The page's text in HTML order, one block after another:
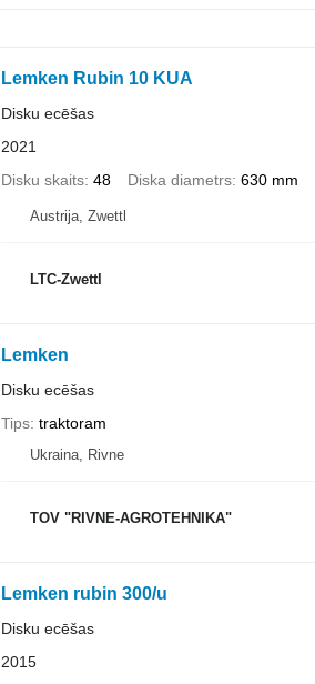
Lemken Rubin 10 KUA
Disku ecēšas
2021
Disku skaits 48 Diska diametrs 630 mm
Austrija, Zwettl
LTC-Zwettl
Lemken
Disku ecēšas
Tips traktoram
Ukraina, Rivne
TOV "RIVNE-AGROTEHNIKA"
Lemken rubin 300/u
Disku ecēšas
2015